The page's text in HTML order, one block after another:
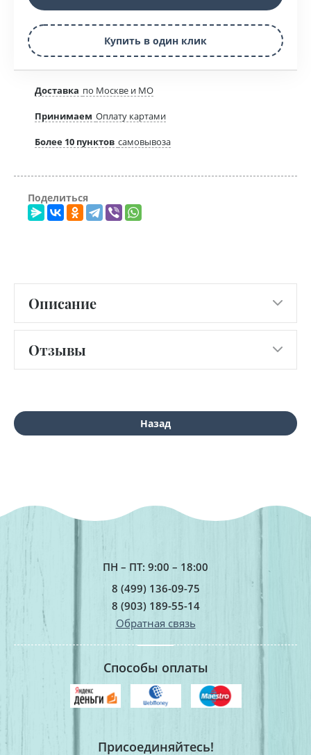
Купить в один клик
Доставка по Москве и МО
Принимаем Оплату картами
Более 10 пунктов самовывоза
Поделиться
Описание
Отзывы
Назад
ПН – ПТ: 9:00 – 18:00
8 (499) 136-09-75
8 (903) 189-55-14
Обратная связь
Способы оплаты
Присоединяйтесь!